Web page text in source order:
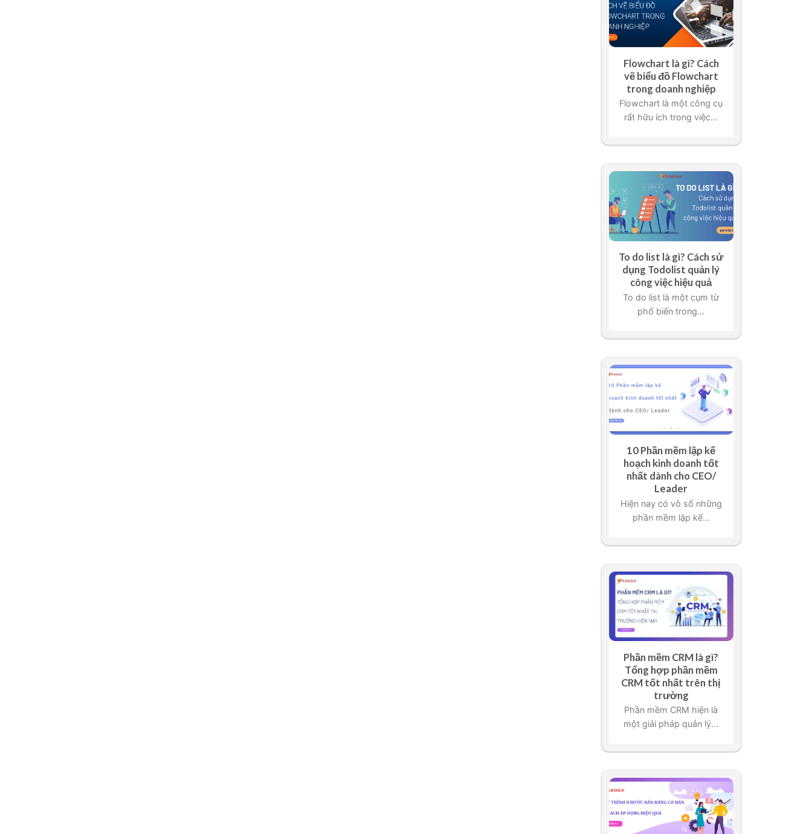
Flowchart là gì? Cách
vẽ biểu đồ Flowchart
trong doanh nghiệp
Flowchart là một công cụ
rất hữu ích trong việc...
To do list là gì? Cách sử
dụng Todolist quản lý
công việc hiệu quả
To do list là một cụm từ
phổ biến trong...
10 Phần mềm lập kế
hoạch kinh doanh tốt
nhất dành cho CEO/
Leader
Hiện nay có vô số những
phần mềm lập kế...
Phần mềm CRM là gì?
Tổng hợp phần mềm
CRM tốt nhất trên thị
trường
Phần mềm CRM hiện là
một giải pháp quản lý...